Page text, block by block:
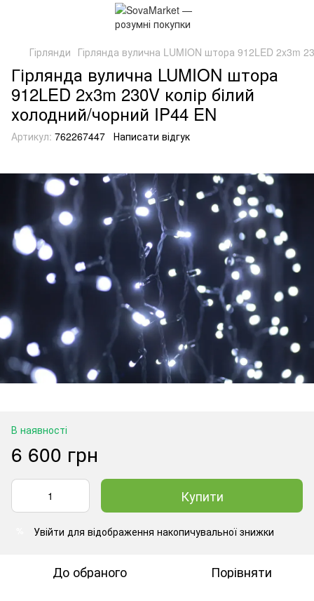
Гірлянди Гірлянда вулична LUMION штора 912LED 2x3m
Гірлянда вулична LUMION штора
912LED 2x3m 230V колір білий
холодний/чорний IP44 EN
Артикул: 762267447 Написати відгук
В наявності
6 600 грн
Купити
Увійти для відображення накопичувальної знижки
До обраного Порівняти